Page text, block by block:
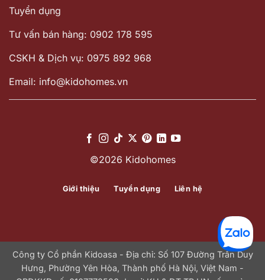
Tuyển dụng
Tư vấn bán hàng: 0902 178 595
CSKH & Dịch vụ: 0975 892 968
Email: info@kidohomes.vn
©2026 Kidohomes
Giới thiệu Tuyển dụng Liên hệ
Công ty Cổ phần Kidoasa - Địa chỉ: Số 107 Đường Trần Duy
Hưng, Phường Yên Hòa, Thành phố Hà Nội, Việt Nam -